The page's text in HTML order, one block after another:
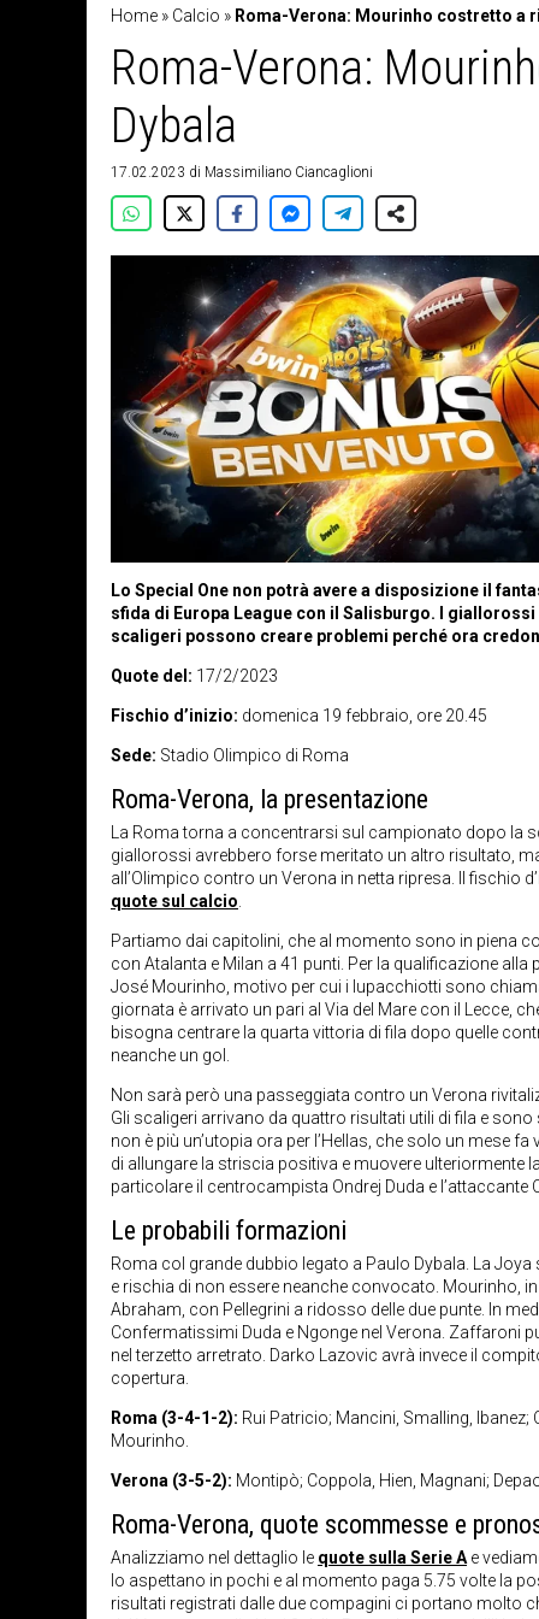
Home » Calcio » Roma-Verona: Mourinho costretto a
Roma-Verona:
Dybala
17.02.2023 di Massimiliano Ciancaglioni
Lo Special One non potrà avere a disposizione il
sfida di Europa League con il Salisburgo. I
scaligeri possono creare problemi perché ora
Quote del: 17/2/2023
Fischio d’inizio: domenica 19 febbraio, ore 20.45
Sede: Stadio Olimpico di Roma
Roma-Verona, la presentazione
La Roma torna a concentrarsi sul campionato dopo la
giallorossi avrebbero forse meritato un altro risultato,
all’Olimpico contro un Verona in netta ripresa. Il fischio
quote sul calcio
Partiamo dai capitolini, che al momento sono in piena
con Atalanta e Milan a 41 punti. Per la qualificazione
José Mourinho, motivo per cui i lupacchiotti sono
giornata è arrivato un pari al Via del Mare con il Lecce,
bisogna centrare la quarta vittoria di fila dopo quelle
neanche un gol.
Non sarà però una passeggiata contro un Verona
Gli scaligeri arrivano da quattro risultati utili di fila e
non è più un’utopia ora per l’Hellas, che solo un mese
di allungare la striscia positiva e muovere ulteriormente
particolare il centrocampista Ondrej Duda e l’attaccante
Le probabili formazioni
Roma col grande dubbio legato a Paulo Dybala. La
e rischia di non essere neanche convocato. Mourinho,
Abraham, con Pellegrini a ridosso delle due punte. In
Confermatissimi Duda e Ngonge nel Verona. Zaffaroni
nel terzetto arretrato. Darko Lazovic avrà invece il
copertura.
Roma (3-4-1-2): Rui Patricio; Mancini, Smalling, Ibanez;
Mourinho.
Verona (3-5-2): Montipò; Coppola, Hien, Magnani;
Roma-Verona, quote scommesse e
Analizziamo nel dettaglio le quote sulla Serie A e
lo aspettano in pochi e al momento paga 5.75 volte la
risultati registrati dalle due compagini ci portano molto